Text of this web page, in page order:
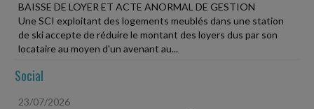
BAISSE DE LOYER ET ACTE ANORMAL DE GESTION
Une SCI exploitant des logements meublés dans une station
de ski accepte de réduire le montant des loyers dus par son
locataire au moyen d'un avenant au...
Social
23/07/2026